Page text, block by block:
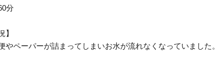
分
】
やペーパーが詰まってしまいお水が流れなくなっていました。